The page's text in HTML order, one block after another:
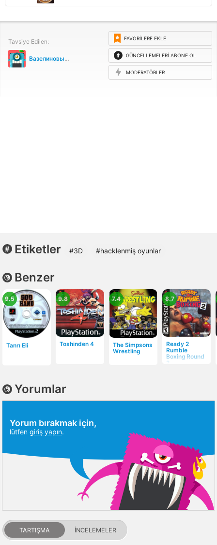
Tavsiye Edilen:
Вазелиновый сракотан
FAVORILERE EKLE
GÜNCELLEMELERI ABONE OL
MODERATÖRLER
Etiketler #3D #hacklenmiş oyunlar
Benzer
Tanrı Eli
9.5
Toshinden 4
9.8
The Simpsons
Wrestling
7.4
Ready 2
Rumble
Boxing Round
2
8.7
Yorumlar
Yorum bırakmak için,
lütfen giriş yapın.
TARTIŞMA İNCELEMELER